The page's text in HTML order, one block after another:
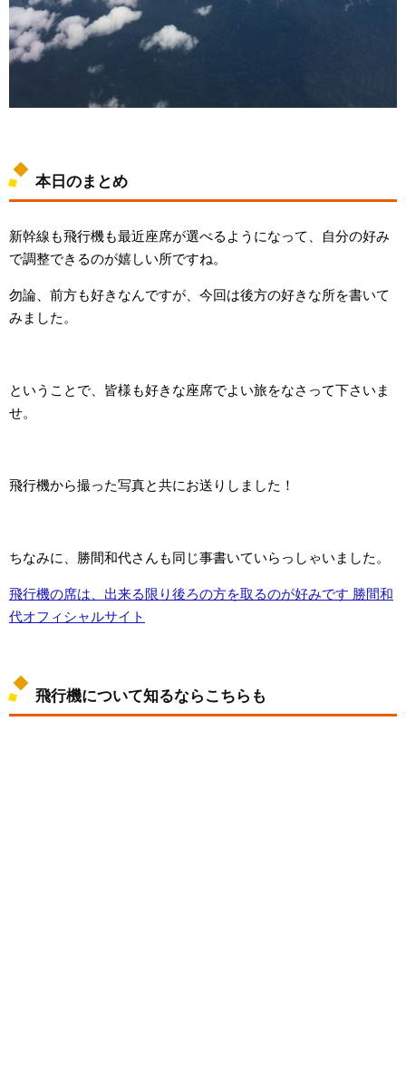
本日のまとめ
新幹線も飛行機も最近座席が選べるようになって、自分の好み
で調整できるのが嬉しい所ですね。
勿論、前方も好きなんですが、今回は後方の好きな所を書いて
みました。
ということで、皆様も好きな座席でよい旅をなさって下さいま
せ。
飛行機から撮った写真と共にお送りしました！
ちなみに、勝間和代さんも同じ事書いていらっしゃいました。
飛行機の席は、出来る限り後ろの方を取るのが好みです 勝間和
代オフィシャルサイト
飛行機について知るならこちらも